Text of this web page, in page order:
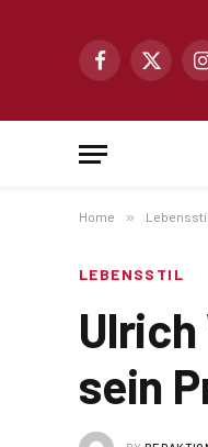
Facebook
X
Home » Lebensstil
LEBENSSTIL
sein